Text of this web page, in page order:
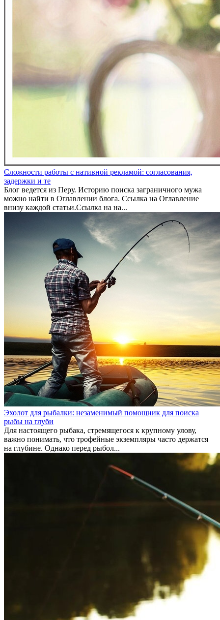
Сложности работы с нативной рекламой: согласования,
задержки и те
Блог ведется из Перу. Историю поиска заграничного мужа
можно найти в Оглавлении блога. Ссылка на Оглавление
внизу каждой статьи.Ссылка на на...
Эхолот для рыбалки: незаменимый помощник для поиска
рыбы на глуби
Для настоящего рыбака, стремящегося к крупному улову,
важно понимать, что трофейные экземпляры часто держатся
на глубине. Однако перед рыбол...